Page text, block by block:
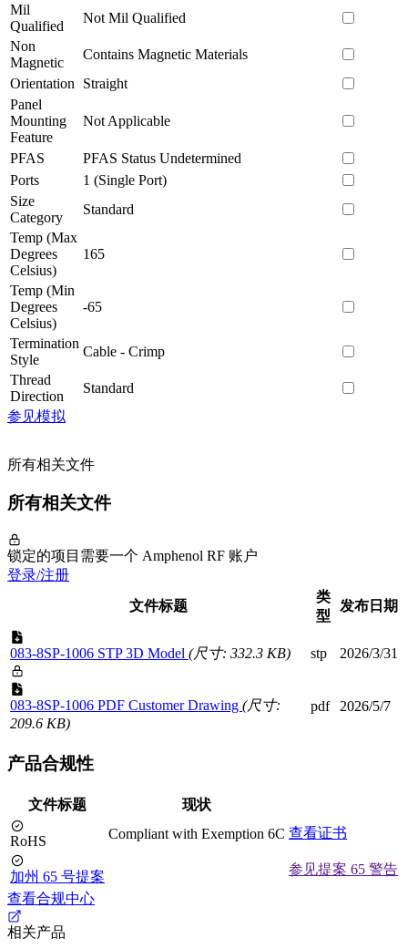
Mil
Qualified
Not Mil Qualified
Non
Magnetic
Contains Magnetic Materials
Orientation
Straight
Panel
Mounting
Feature
Not Applicable
PFAS
PFAS Status Undetermined
Ports
1 (Single Port)
Size
Category
Standard
Temp (Max
Degrees
Celsius)
165
Temp (Min
Degrees
Celsius)
-65
Termination
Style
Cable - Crimp
Thread
Direction
Standard
参见模拟
所有相关文件
所有相关文件
锁定的项目需要一个 Amphenol RF 账户
登录/注册
文件标题
类
型
发布日期
083-8SP-1006 STP 3D Model (尺寸: 332.3 KB) stp 2026/3/31
083-8SP-1006 PDF Customer Drawing (尺寸:
209.6 KB)
pdf 2026/5/7
产品合规性
文件标题 现状
RoHS Compliant with Exemption 6C 查看证书
加州 65 号提案
参见提案 65 警告
查看合规中心
相关产品